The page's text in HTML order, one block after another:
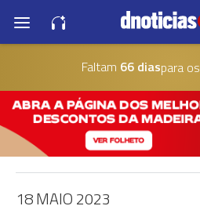
Faltam 66 diaspara os
18 MAIO 2023